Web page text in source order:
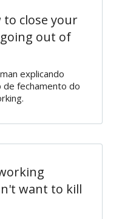
to close your
out of
explicando
fechamento do
want to kill